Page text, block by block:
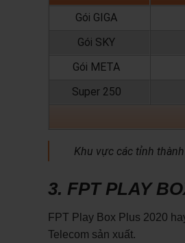
Gói GIGA
Gói SKY
Gói META
Super 250
Khu vực các tỉnh
3. FPT PLAY
FPT Play Box Plus 2020
Telecom sản xuất.